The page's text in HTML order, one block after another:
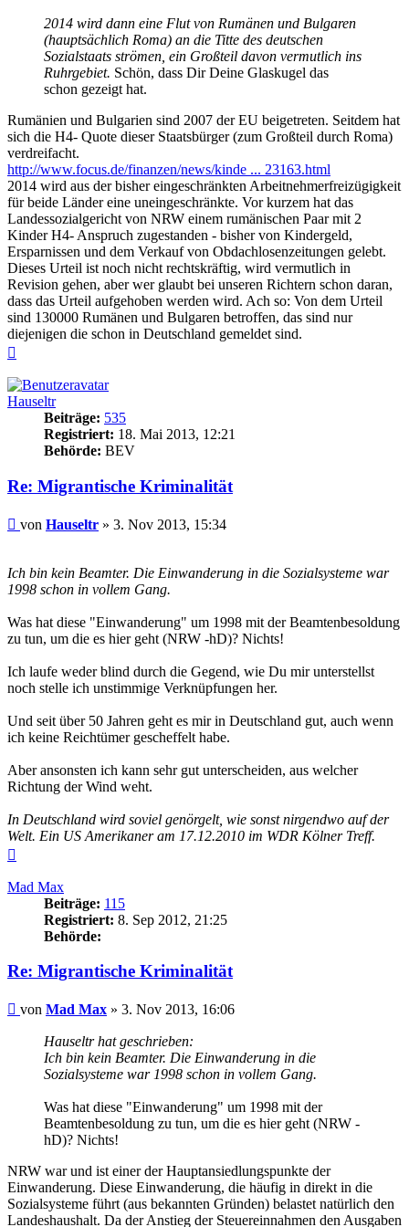
2014 wird dann eine Flut von Rumänen und Bulgaren
(hauptsächlich Roma) an die Titte des deutschen
Sozialstaats strömen, ein Großteil davon vermutlich ins
Ruhrgebiet. Schön, dass Dir Deine Glaskugel das
schon gezeigt hat.
Rumänien und Bulgarien sind 2007 der EU beigetreten. Seitdem hat
sich die H4- Quote dieser Staatsbürger (zum Großteil durch Roma)
verdreifacht.
http://www.focus.de/finanzen/news/kinde ... 23163.html
2014 wird aus der bisher eingeschränkten Arbeitnehmerfreizügigkeit
für beide Länder eine uneingeschränkte. Vor kurzem hat das
Landessozialgericht von NRW einem rumänischen Paar mit 2
Kinder H4- Anspruch zugestanden - bisher von Kindergeld,
Ersparnissen und dem Verkauf von Obdachlosenzeitungen gelebt.
Dieses Urteil ist noch nicht rechtskräftig, wird vermutlich in
Revision gehen, aber wer glaubt bei unseren Richtern schon daran,
dass das Urteil aufgehoben werden wird. Ach so: Von dem Urteil
sind 130000 Rumänen und Bulgaren betroffen, das sind nur
diejenigen die schon in Deutschland gemeldet sind.
Hauseltr
Beiträge: 535
Registriert: 18. Mai 2013, 12:21
Behörde: BEV
Re: Migrantische Kriminalität
Beitrag
von Hauseltr » 3. Nov 2013, 15:34
Ich bin kein Beamter. Die Einwanderung in die Sozialsysteme war
1998 schon in vollem Gang.
Was hat diese "Einwanderung" um 1998 mit der Beamtenbesoldung
zu tun, um die es hier geht (NRW -hD)? Nichts!
Ich laufe weder blind durch die Gegend, wie Du mir unterstellst
noch stelle ich unstimmige Verknüpfungen her.
Und seit über 50 Jahren geht es mir in Deutschland gut, auch wenn
ich keine Reichtümer gescheffelt habe.
Aber ansonsten ich kann sehr gut unterscheiden, aus welcher
Richtung der Wind weht.
In Deutschland wird soviel genörgelt, wie sonst nirgendwo auf der
Welt. Ein US Amerikaner am 17.12.2010 im WDR Kölner Treff.
Mad Max
Beiträge: 115
Registriert: 8. Sep 2012, 21:25
Behörde:
Re: Migrantische Kriminalität
Beitrag
von Mad Max » 3. Nov 2013, 16:06
Hauseltr hat geschrieben:
Ich bin kein Beamter. Die Einwanderung in die
Sozialsysteme war 1998 schon in vollem Gang.
Was hat diese "Einwanderung" um 1998 mit der
Beamtenbesoldung zu tun, um die es hier geht (NRW -
hD)? Nichts!
NRW war und ist einer der Hauptansiedlungspunkte der
Einwanderung. Diese Einwanderung, die häufig in direkt in die
Sozialsysteme führt (aus bekannten Gründen) belastet natürlich den
Landeshaushalt. Da der Anstieg der Steuereinnahmen den Ausgaben